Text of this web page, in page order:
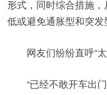
形式，同时综合措施
低或避免通胀型和突发
网友们纷纷直呼“
“已经不敢开车出